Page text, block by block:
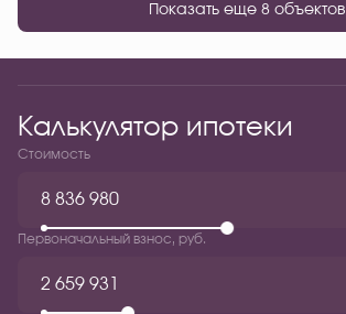
Показать еще 8 объектов
Калькулятор ипотеки
Стоимость
Первоначальный взнос, руб.